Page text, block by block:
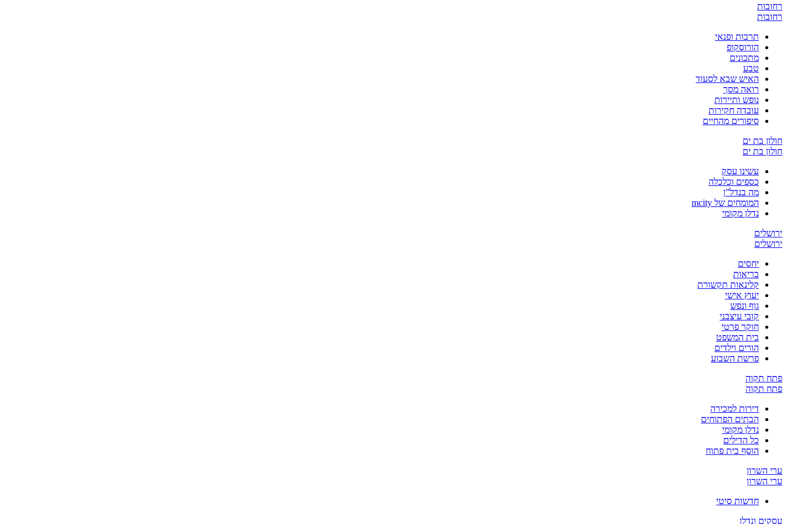
רחובות
רחובות
תרבות ופנאי
הורוסקופ
מתכונים
טבע
האיש שבא לסעוד
רואה מסך
נופש ותיירות
עובדה חקירות
סיפורים מהחיים
חולון בת ים
חולון בת ים
עשינו עסק
כספים וכלכלה
מה בנדל”ן
המומחים של mcity
נדלן מקומי
ירושלים
ירושלים
יחסים
בריאות
קלינאות תקשורת
יעוץ אישי
גוף ונפש
קובי עיצבני
חוקר פרטי
בית המשפט
הורים וילדים
פרשת השבוע
פתח תקוה
פתח תקוה
דירות למכירה
הבתים הפתוחים
נדלן מקומי
כל הדילים
הוסף בית פתוח
ערי השרון
ערי השרון
חדשות סיטי
עסקים ונדלן